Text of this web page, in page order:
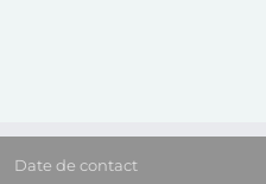
Date de contact